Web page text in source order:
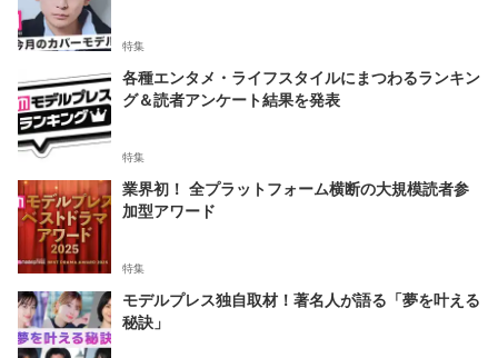
特集
各種エンタメ・ライフスタイルにまつわるランキン
グ＆読者アンケート結果を発表
特集
業界初！ 全プラットフォーム横断の大規模読者参
加型アワード
特集
モデルプレス独自取材！著名人が語る「夢を叶える
秘訣」